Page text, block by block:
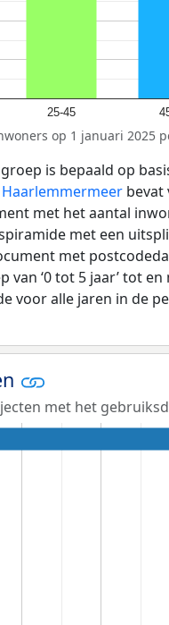
25-45
op 1 januari 2025
is bepaald op
bevat
met het aantal
met een
met
‘0 tot 5 jaar’ tot en
voor alle jaren in de
met het